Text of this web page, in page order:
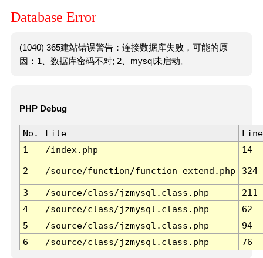
Database Error
(1040) 365建站错误警告：连接数据库失败，可能的原
因：1、数据库密码不对; 2、mysql未启动。
PHP Debug
No. File
Line
1
/index.php 14
2 /source/function/function_extend.php 324
3 /source/class/jzmysql.class.php
211
4
/source/class/jzmysql.class.php
62
5
/source/class/jzmysql.class.php
94
6
/source/class/jzmysql.class.php 76